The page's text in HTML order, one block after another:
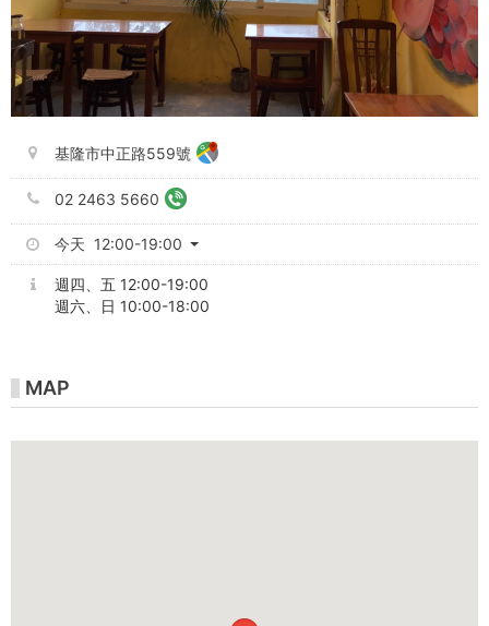
基隆市中正路559號
02 2463 5660
今天 12:00-19:00
週四、五 12:00-19:00
週六、日 10:00-18:00
MAP